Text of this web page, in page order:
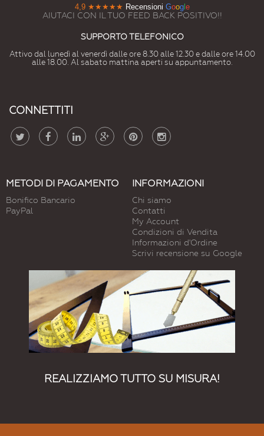
4,9 ★★★★★ Recensioni Googl e
AIUTACI CON IL TUO FEED BACK POSITIVO!!
SUPPORTO TELEFONICO
Attivo dal lunedì al venerdì dalle ore 8.30 alle 12.30 e dalle ore 14.00
alle 18.00. Al sabato mattina aperti su appuntamento.
CONNETTITI
METODI DI PAGAMENTO
Bonifico Bancario
PayPal
INFORMAZIONI
Chi siamo
Contatti
My Account
Condizioni di Vendita
Informazioni d'Ordine
Scrivi recensione su Google
REALIZZIAMO TUTTO SU MISURA!